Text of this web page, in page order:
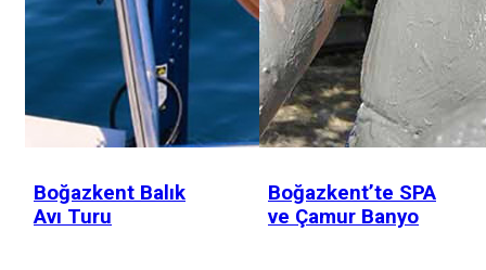
Boğazkent Balık
Avı Turu
Boğazkent’te SPA
ve Çamur Banyo